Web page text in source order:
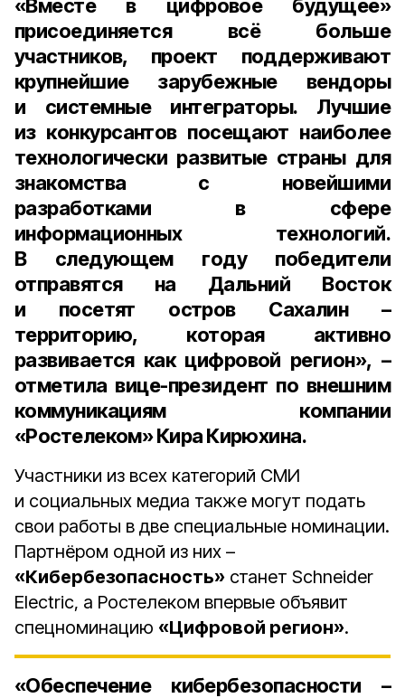
«Вместе в цифровое будущее»
присоединяется всё больше
участников, проект поддерживают
крупнейшие зарубежные вендоры
и системные интеграторы. Лучшие
из конкурсантов посещают наиболее
технологически развитые страны для
знакомства с новейшими
разработками в сфере
информационных технологий.
В следующем году победители
отправятся на Дальний Восток
и посетят остров Сахалин –
территорию, которая активно
развивается как цифровой регион», –
отметила вице-президент по внешним
коммуникациям компании
«Ростелеком» Кира Кирюхина.
Участники из всех категорий СМИ
и социальных медиа также могут подать
свои работы в две специальные номинации.
Партнёром одной из них –
«Кибербезопасность» станет Schneider
Electric, а Ростелеком впервые объявит
спецноминацию «Цифровой регион».
«Обеспечение кибербезопасности –